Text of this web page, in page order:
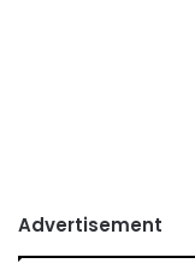
Advertisement